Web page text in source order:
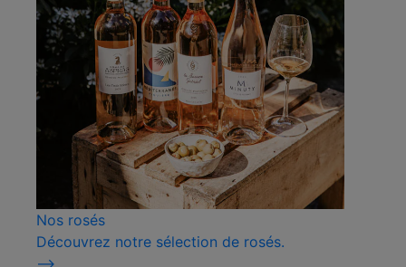
Nos rosés
Découvrez notre sélection de rosés.
⟶